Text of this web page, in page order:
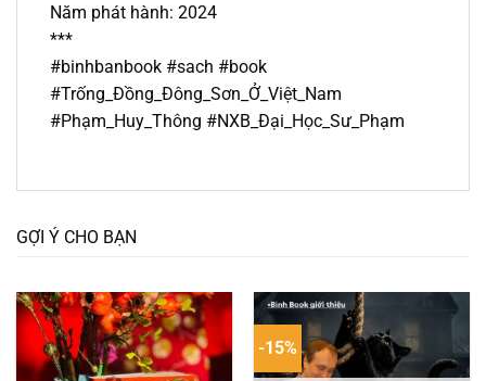
Năm phát hành: 2024
***
#binhbanbook #sach #book
#Trống_Đồng_Đông_Sơn_Ở_Việt_Nam
#Phạm_Huy_Thông #NXB_Đại_Học_Sư_Phạm
GỢI Ý CHO BẠN
-15%